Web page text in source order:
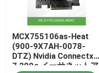
MCX755106as-Heat
(900-9X7AH-0078-
DTZ) Nvidia Connectx-
7 200g イーサネットア